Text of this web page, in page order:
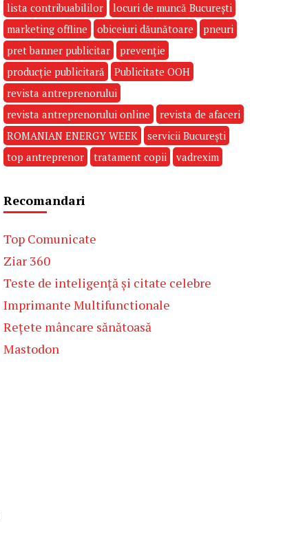
lista contribuabililor
locuri de muncă București
marketing offline
obiceiuri dăunătoare
pneuri
pret banner publicitar
prevenție
producție publicitară
Publicitate OOH
revista antreprenorului
revista antreprenorului online
revista de afaceri
ROMANIAN ENERGY WEEK
servicii București
top antreprenor
tratament copii vadrexim
Recomandari
Top Comunicate
Ziar 360
Teste de inteligență și citate celebre
Imprimante Multifunctionale
Rețete mâncare sănătoasă
Mastodon